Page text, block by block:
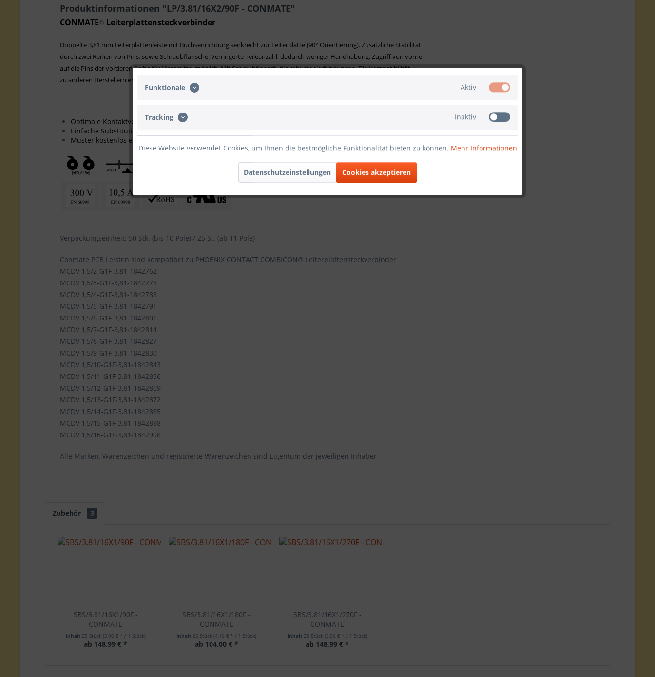
Produktinformationen "LP/3.81/16X2/90F - CONMATE"
CONMATE® Leiterplattensteckverbinder
Doppelte 3,81 mm Leiterplattenleiste mit Buchsenrichtung senkrecht zur Leiterplatte (90° Orientierung). Zusätzliche Stabilität
durch zwei Reihen von Pins, sowie Schraubflansche. Verringerte Teileanzahl, dadurch weniger Handhabung. Zugriff von vorne
auf die Pins der vorderen Reihe für Messmittel möglich. Mit Schraubflansch, für robuste Verbindungen. Die Kompatibilität
zu anderen Herstellern ermöglicht den schrittweisen Umstieg.
Optimale Kontaktverbindung, geringe Erwärmung
Einfache Substitution vorhandener Leisten
Muster kostenlos erhältlich
Verpackungseinheit: 50 Stk. (bis 10 Pole) / 25 St. (ab 11 Pole)
Conmate PCB Leisten sind kompatibel zu PHOENIX CONTACT COMBICON® Leiterplattensteckverbinder
MCDV 1,5/2-G1F-3,81-1842762
MCDV 1,5/3-G1F-3,81-1842775
MCDV 1,5/4-G1F-3,81-1842788
MCDV 1,5/5-G1F-3,81-1842791
MCDV 1,5/6-G1F-3,81-1842801
MCDV 1,5/7-G1F-3,81-1842814
MCDV 1,5/8-G1F-3,81-1842827
MCDV 1,5/9-G1F-3,81-1842830
MCDV 1,5/10-G1F-3,81-1842843
MCDV 1,5/11-G1F-3,81-1842856
MCDV 1,5/12-G1F-3,81-1842869
MCDV 1,5/13-G1F-3,81-1842872
MCDV 1,5/14-G1F-3,81-1842885
MCDV 1,5/15-G1F-3,81-1842898
MCDV 1,5/16-G1F-3,81-1842908
Alle Marken, Warenzeichen und registrierte Warenzeichen sind Eigentum der jeweiligen Inhaber
Zubehör 3
SBS/3.81/16X1/90F -
CONMATE
Inhalt 25 Stück (5,96 € * / 1 Stück)
ab 148,99 € *
SBS/3.81/16X1/180F -
CONMATE
Inhalt 25 Stück(4,16 € * / 1 Stück)
ab 104,00 € *
SBS/3.81/16X1/270F -
CONMATE
Inhalt 25 Stück (5,96 € * / 1 Stück)
ab 148,99 € *
Funktionale Aktiv
Tracking Inaktiv
Diese Website verwendet Cookies, um Ihnen die bestmögliche Funktionalität bieten zu können. Mehr Informationen
Datenschutzeinstellungen Cookies akzeptieren